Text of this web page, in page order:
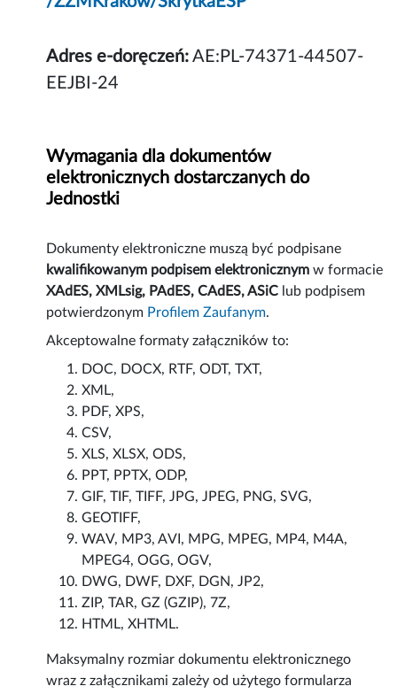
Adres e-doręczeń: AE:PL-74371-44507-
EEJBI-24
Wymagania dla dokumentów
elektronicznych dostarczanych do
Jednostki
Dokumenty elektroniczne muszą być podpisane
kwalifikowanym podpisem elektronicznymw formacie
XAdES, XMLsig, PAdES, CAdES, ASiC lub podpisem
potwierdzonym Profilem Zaufanym.
Akceptowalne formaty załączników to:
DOC, DOCX, RTF, ODT, TXT,
XML,
PDF, XPS,
CSV,
XLS, XLSX, ODS,
PPT, PPTX, ODP,
GIF, TIF, TIFF, JPG, JPEG, PNG, SVG,
GEOTIFF,
WAV, MP3, AVI, MPG, MPEG, MP4, M4A,
MPEG4, OGG, OGV,
DWG, DWF, DXF, DGN, JP2,
ZIP, TAR, GZ (GZIP), 7Z,
HTML, XHTML.
Maksymalny rozmiar dokumentu elektronicznego
wraz z załącznikami zależy od użytego formularza